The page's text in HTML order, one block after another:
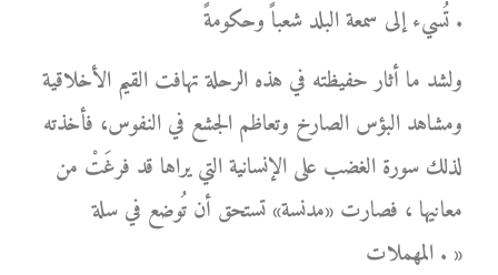
تُسيء إلى سمعة البلد شعباً وحكومةً .
ولشد ما أثار حفيظته في هذه الرحلة تهافت القيم الأخلاقية
ومشاهد البؤس الصارخ وتعاظم الجشع في النفوس، فأخذته
لذلك سورة الغضب على الإنسانية التي يراها قد فرغَتْ من
معانيها ، فصارت «مدنسة» تستحق أن تُوضع في سلة
المهملات . »